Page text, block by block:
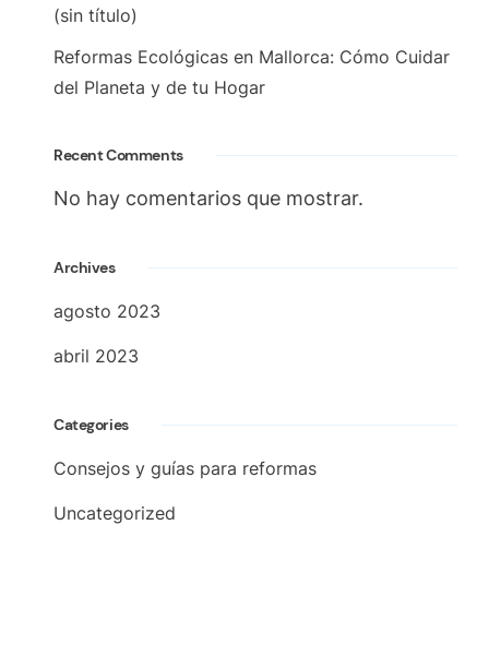
(sin título)
Reformas Ecológicas en Mallorca: Cómo Cuidar
del Planeta y de tu Hogar
Recent Comments
No hay comentarios que mostrar.
Archives
agosto 2023
abril 2023
Categories
Consejos y guías para reformas
Uncategorized